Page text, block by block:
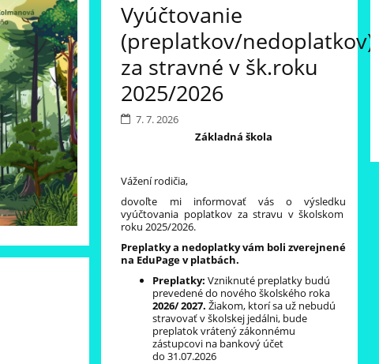
Vyúčtovanie
(preplatkov/nedoplatkov)
za stravné v šk.roku
2025/2026
7. 7. 2026
Základná škola
Vážení rodičia,
dovoľte mi informovať vás o výsledku
vyúčtovania poplatkov za stravu v školskom
roku 2025/2026.
Preplatky a nedoplatky vám boli zverejnené
na EduPage v platbách.
Preplatky: Vzniknuté preplatky budú
prevedené do nového školského roka
2026/ 2027.Žiakom, ktorí sa už nebudú
stravovať v školskej jedálni, bude
preplatok vrátený zákonnému
zástupcovi na bankový účet
do 31.07.2026